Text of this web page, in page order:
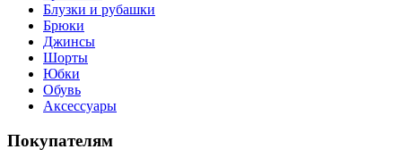
Блузки и рубашки
Брюки
Джинсы
Шорты
Юбки
Обувь
Аксессуары
Покупателям